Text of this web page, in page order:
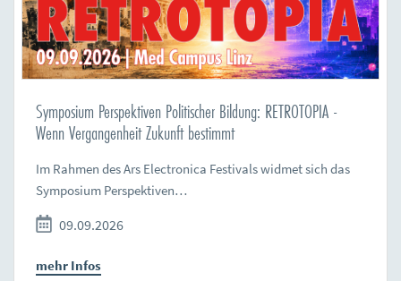
Symposium Perspektiven Politischer Bildung: RETROTOPIA -
Wenn Vergangenheit Zukunft bestimmt
Im Rahmen des Ars Electronica Festivals widmet sich das
Symposium Perspektiven…
09.09.2026
mehr Infos